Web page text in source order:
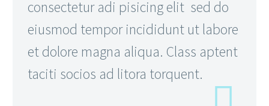
consectetur adi pisicing elit sed do
eiusmod tempor incididunt ut labore
et dolore magna aliqua. Class aptent
taciti socios ad litora torquent.